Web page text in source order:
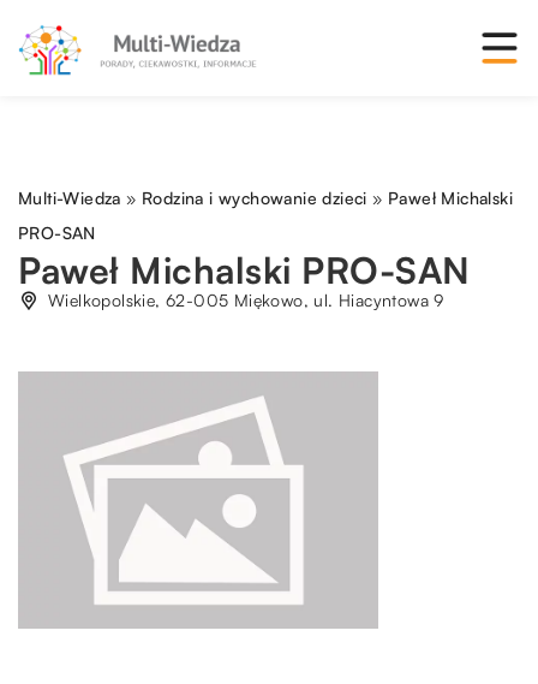
Multi-Wiedza » Rodzina i wychowanie dzieci » Paweł Michalski
PRO-SAN
Paweł Michalski PRO-SAN
Wielkopolskie, 62-005 Miękowo, ul. Hiacyntowa 9